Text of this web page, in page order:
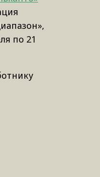
по 21